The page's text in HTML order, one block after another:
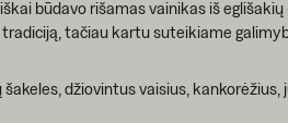
būdavo rišamas vainikas iš
tačiau kartu suteikiame
džiovintus vaisius,